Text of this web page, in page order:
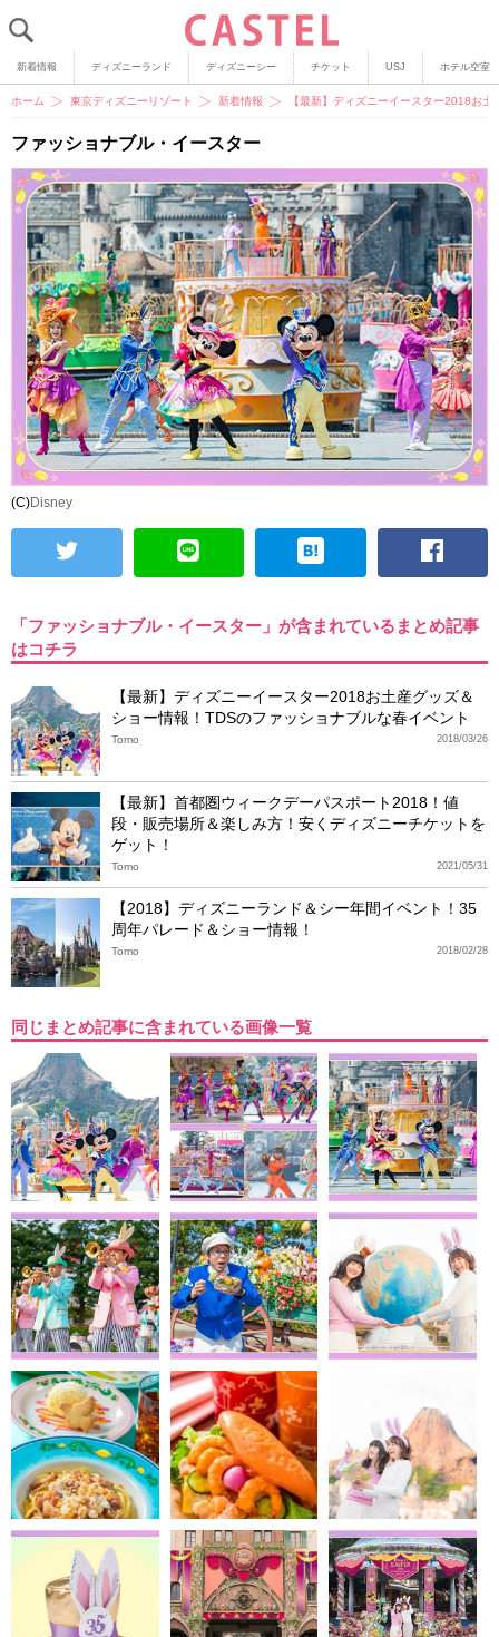
新着情報 ディズニーランド ディズニーシー チケット USJ ホテル空室
ホーム 東京ディズニーリゾート 新着情報 【最新】ディズニーイースター2018お
ファッショナブル・イースター
(C)Disney
「ファッショナブル・イースター」が含まれているまとめ記事
はコチラ
【最新】ディズニーイースター2018お土産グッズ＆
ショー情報！TDSのファッショナブルな春イベント
2018/03/26
Tomo
【最新】首都圏ウィークデーパスポート2018！値
段・販売場所＆楽しみ方！安くディズニーチケットを
ゲット！
2021/05/31
Tomo
【2018】ディズニーランド＆シー年間イベント！35
周年パレード＆ショー情報！
2018/02/28
Tomo
同じまとめ記事に含まれている画像一覧